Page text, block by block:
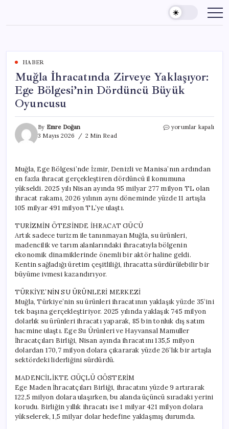
content
HABER
Muğla İhracatında Zirveye Yaklaşıyor:
Ege Bölgesi’nin Dördüncü Büyük
Oyuncusu
By Emre Doğan
3 Mayıs 2026
2 Min Read
Muğla
Bölgesi’nin
Dördüncü
Büyük
Oyuncusu
yorumlar kapalı
Muğla, Ege Bölgesi’nde İzmir, Denizli ve Manisa’nın ardından
en fazla ihracat gerçekleştiren dördüncü il konumuna
yükseldi. 2025 yılı Nisan ayında 95 milyar 277 milyon TL olan
ihracat rakamı, 2026 yılının aynı döneminde yüzde 11 artışla
105 milyar 491 milyon TL’ye ulaştı.
TURİZMİN ÖTESİNDE İHRACAT GÜCÜ
Artık sadece turizm ile tanınmayan Muğla, su ürünleri,
madencilik ve tarım alanlarındaki ihracatıyla bölgenin
ekonomik dinamiklerinde önemli bir aktör haline geldi.
Kentin sağladığı üretim çeşitliliği, ihracatta sürdürülebilir bir
büyüme ivmesi kazandırıyor.
TÜRKİYE’NİN SU ÜRÜNLERİ MERKEZİ
Muğla, Türkiye’nin su ürünleri ihracatının yaklaşık yüzde 35’ini
tek başına gerçekleştiriyor. 2025 yılında yaklaşık 745 milyon
dolarlık su ürünleri ihracatı yaparak, 85 bin tonluk dış satım
hacmine ulaştı. Ege Su Ürünleri ve Hayvansal Mamuller
İhracatçıları Birliği, Nisan ayında ihracatını 135,5 milyon
dolardan 170,7 milyon dolara çıkararak yüzde 26’lık bir artışla
sektördeki liderliğini sürdürdü.
MADENCİLİKTE GÜÇLÜ GÖSTERİM
Ege Maden İhracatçıları Birliği, ihracatını yüzde 9 artırarak
122,5 milyon dolara ulaşırken, bu alanda üçüncü sıradaki yerini
korudu. Birliğin yıllık ihracatı ise 1 milyar 421 milyon dolara
yükselerek, 1,5 milyar dolar hedefine yaklaşmış durumda.